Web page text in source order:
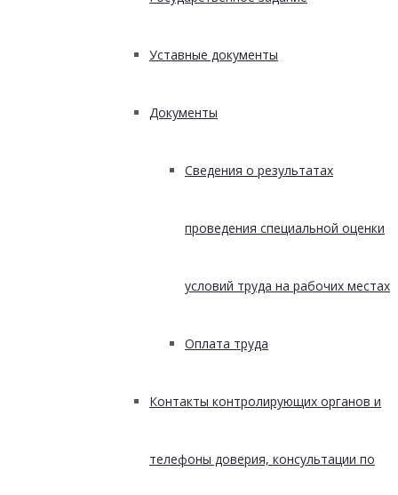
Уставные документы
Документы
Сведения о результатах
проведения специальной оценки
условий труда на рабочих местах
Оплата труда
Контакты контролирующих органов и
телефоны доверия, консультации по